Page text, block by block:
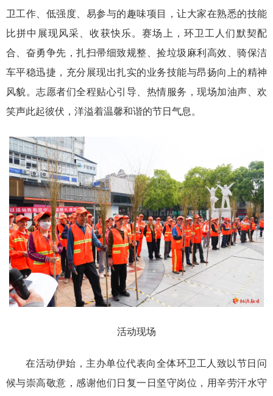
卫工作、低强度、易参与的趣味项目，让大家在熟悉的技能
比拼中展现风采、收获快乐。赛场上，环卫工人们默契配
合、奋勇争先，扎扫帚细致规整、捡垃圾麻利高效、骑保洁
车平稳迅捷，充分展现出扎实的业务技能与昂扬向上的精神
风貌。志愿者们全程贴心引导、热情服务，现场加油声、欢
笑声此起彼伏，洋溢着温馨和谐的节日气息。
活动现场
在活动伊始，主办单位代表向全体环卫工人致以节日问
候与崇高敬意，感谢他们日复一日坚守岗位，用辛劳汗水守